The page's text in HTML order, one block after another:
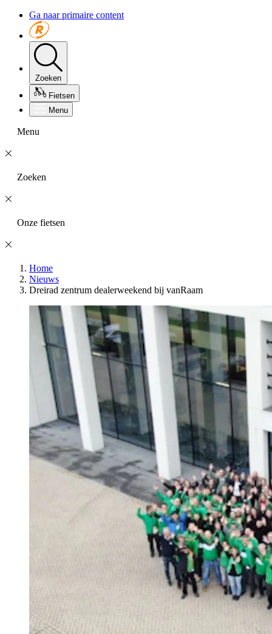
Ga naar primaire content
Zoeken
Fietsen
Menu
Menu
Zoeken
Onze fietsen
Home
Nieuws
Dreirad zentrum dealerweekend bij vanRaam